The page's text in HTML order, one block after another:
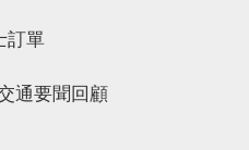
訂單
通要聞回顧